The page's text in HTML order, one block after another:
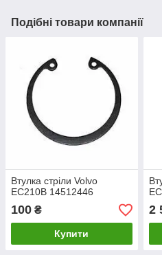
Подібні товари компанії
Втулка стріли Volvo
EC210B 14512446
100 ₴
Купити
2